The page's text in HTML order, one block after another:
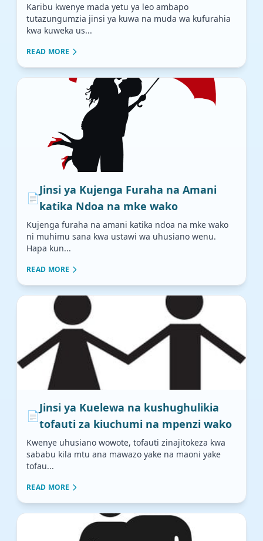
Karibu kwenye mada yetu ya leo ambapo
tutazungumzia jinsi ya kuwa na muda wa kufurahia
kwa kuweka us...
READ MORE
📄
Jinsi ya Kujenga Furaha na Amani
katika Ndoa na mke wako
Kujenga furaha na amani katika ndoa na mke wako
ni muhimu sana kwa ustawi wa uhusiano wenu.
Hapa kun...
READ MORE
📄
Jinsi ya Kuelewa na kushughulikia
tofauti za kiuchumi na mpenzi wako
Kwenye uhusiano wowote, tofauti zinajitokeza kwa
sababu kila mtu ana mawazo yake na maoni yake
tofau...
READ MORE